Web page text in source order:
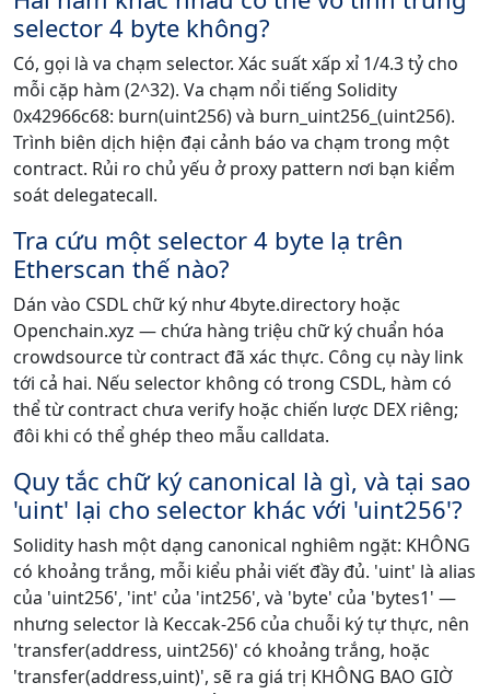
selector 4 byte không?
Có, gọi là va chạm selector. Xác suất xấp xỉ 1/4.3 tỷ cho
mỗi cặp hàm (2^32). Va chạm nổi tiếng Solidity
0x42966c68: burn(uint256) và burn_uint256_(uint256).
Trình biên dịch hiện đại cảnh báo va chạm trong một
contract. Rủi ro chủ yếu ở proxy pattern nơi bạn kiểm
soát delegatecall.
Tra cứu một selector 4 byte lạ trên
Etherscan thế nào?
Dán vào CSDL chữ ký như 4byte.directory hoặc
Openchain.xyz — chứa hàng triệu chữ ký chuẩn hóa
crowdsource từ contract đã xác thực. Công cụ này link
tới cả hai. Nếu selector không có trong CSDL, hàm có
thể từ contract chưa verify hoặc chiến lược DEX riêng;
đôi khi có thể ghép theo mẫu calldata.
Quy tắc chữ ký canonical là gì, và tại sao
'uint' lại cho selector khác với 'uint256'?
Solidity hash một dạng canonical nghiêm ngặt: KHÔNG
có khoảng trắng, mỗi kiểu phải viết đầy đủ. 'uint' là alias
của 'uint256', 'int' của 'int256', và 'byte' của 'bytes1' —
nhưng selector là Keccak-256 của chuỗi ký tự thực, nên
'transfer(address, uint256)' có khoảng trắng, hoặc
'transfer(address,uint)', sẽ ra giá trị KHÔNG BAO GIỜ